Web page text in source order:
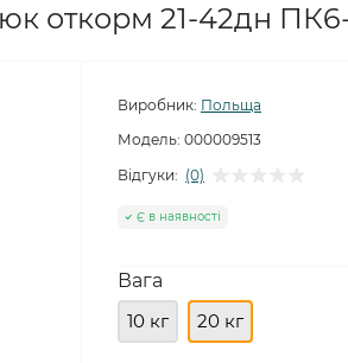
откорм 21-42дн
Виробник: Польща
Модель: 000009513
Відгуки: (0)
Є в наявності
Вага
10 кг
20 кг